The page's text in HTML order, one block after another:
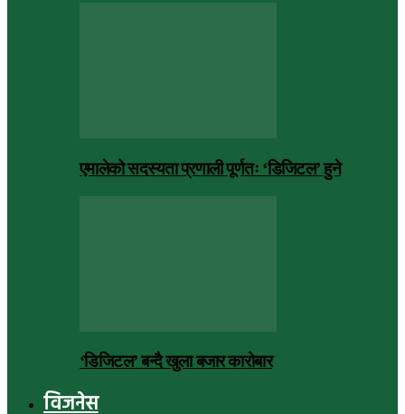
एमालेको सदस्यता प्रणाली पूर्णतः ‘डिजिटल’ हुने
‘डिजिटल’ बन्दै खुला बजार कारोबार
विजनेस